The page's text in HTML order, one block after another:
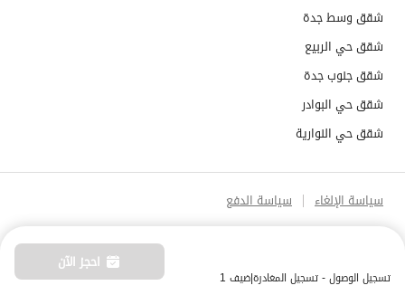
شقق وسط جدة
شقق حي الربيع
شقق جنوب جدة
شقق حي البوادر
شقق حي النوارية
سياسة الإلغاء سياسة الدفع
تسجيل الوصول - تسجيل المغادرة|ضيف 1
احجز الآن